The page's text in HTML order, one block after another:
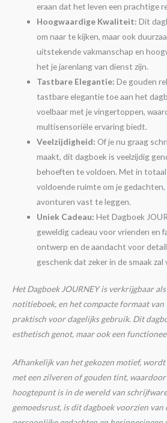
eraan dat het leven een prachtige
Hoogwaardige Kwaliteit: Dit
om naar te kijken, maar ook
uitstekende vakmanschap en
het je jarenlang van dienst zijn.
Tastbare Elegantie: De gouden
tastbare elegantie toe aan het
voelbaar met je vingertoppen,
multisensoriële ervaring biedt.
Veelzijdigheid: Of je nu graag
maakt, dit dagboek is veelzijdig
behoeften te voldoen. Met in
voldoende ruimte om je gedachten,
avonturen vast te leggen.
Uniek Cadeau: Het Dagboek
geweldig cadeau voor vrienden en
ontwerp en de aandacht voor
geschenk dat zeker in de smaak zal
Het Dagboek JOURNEY is verkrijgbaar
notitieboek, en het compacte formaat van
praktisch voor dagelijks gebruik. Dit
esthetisch genot, maar ook een
Afhankelijk van het gekozen motief,
met een zilveren of gouden tint,
hoogtepunt is in de wereld van
gemoedsrust, is dit dagboek voorzien van